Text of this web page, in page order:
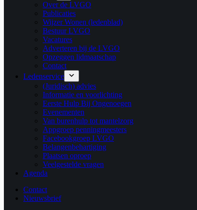
Over de LVGO
Publicaties
Wijzer Wonen (ledenblad)
Bestuur LVGO
Vacatures
Adverteren bij de LVGO
Opzeggen lidmaatschap
Contact
Ledenservice
(Juridisch) advies
Informatie en voorlichting
Eerste Hulp Bij Ongenoegen
Evenementen
Van burenhulp tot mantelzorg
Appgroep penningmeesters
Facebookgroep LVGO
Belangenbehartiging
Plaatsen oproep
Veelgestelde vragen
Agenda
Contact
Nieuwsbrief